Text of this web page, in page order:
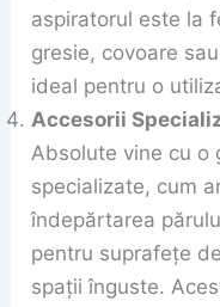
aspiratorul este la
gresie, covoare
ideal pentru o
Accesorii
Absolute vine cu o
specializate, cum
îndepărtarea
pentru suprafețe
spații înguste.